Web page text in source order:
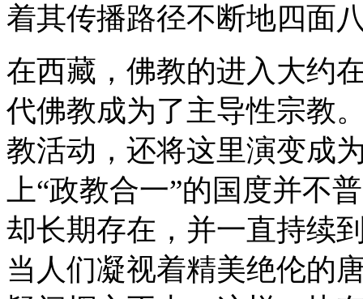
着其传播路径不断地四面
在西藏，佛教的进入大约
代佛教成为了主导性宗教
教活动，还将这里演变成
上“政教合一”的国度并不
却长期存在，并一直持续
当人们凝视着精美绝伦的